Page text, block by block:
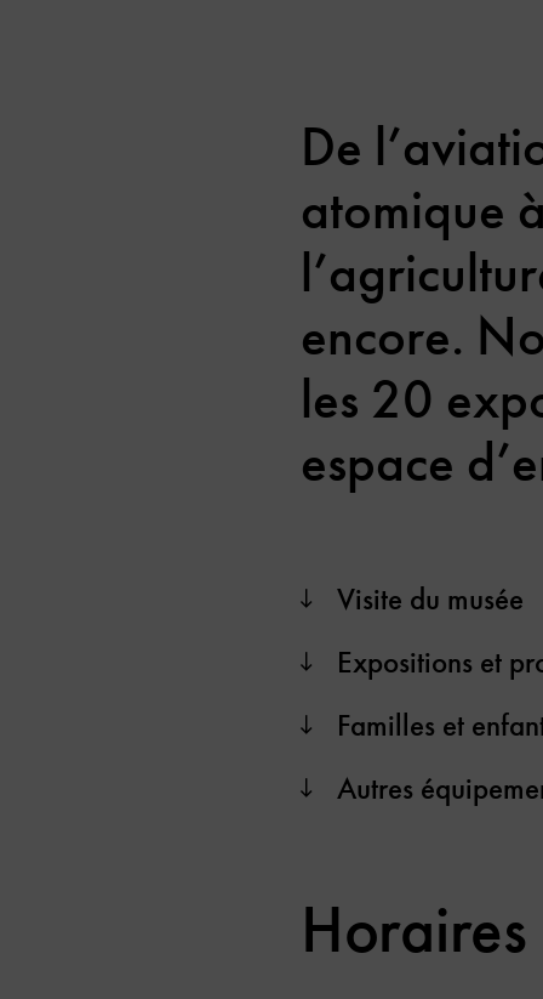
De
atomique
encore.
les 20
espace
Visite du musée
Expositions et
Familles et
Autres